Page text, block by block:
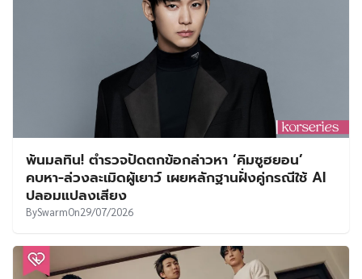
พ้นมลทิน! ตำรวจปัดตกข้อกล่าวหา ‘คิมซูฮยอน’
คบหา-ล่วงละเมิดผู้เยาว์ เผยหลักฐานฝั่งคู่กรณีใช้ AI
ปลอมแปลงเสียง
BySwarmOn29/07/2026